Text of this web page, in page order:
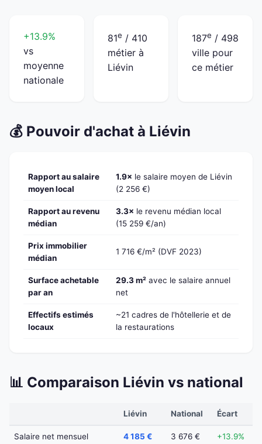
+13.9%
vs
moyenne
nationale
81e / 410
métier à
Liévin
187e / 498
ville pour
ce métier
💰 Pouvoir d'achat à Liévin
Rapport au salaire
moyen local
1.9× le salaire moyen de Liévin
(2 256 €)
Rapport au revenu
médian
3.3× le revenu médian local
(15 259 €/an)
Prix immobilier
médian
1 716 €/m² (DVF 2023)
Surface achetable
par an
29.3 m² avec le salaire annuel
net
Effectifs estimés
locaux
~21 cadres de l'hôtellerie et de
la restaurations
📊 Comparaison Liévin vs national
Liévin National Écart
Salaire net mensuel 4 185 € 3 676 € +13.9%